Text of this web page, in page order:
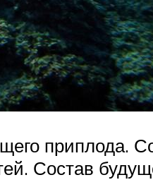
приплода.
Состав